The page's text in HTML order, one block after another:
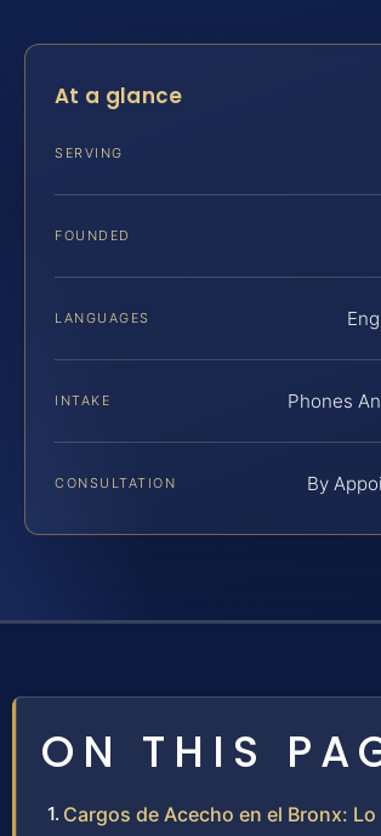
At a glance
SERVING
FOUNDED
LANGUAGES
INTAKE Phones
CONSULTATION By
ON THIS
Cargos de Acecho en el Bronx: Lo